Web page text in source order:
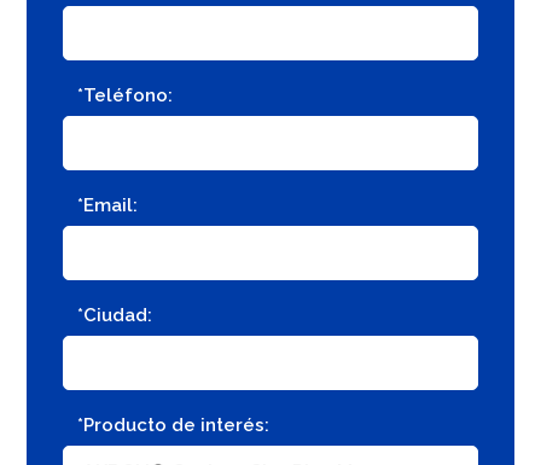
*Teléfono:
*Email:
*Ciudad:
*Producto de interés: